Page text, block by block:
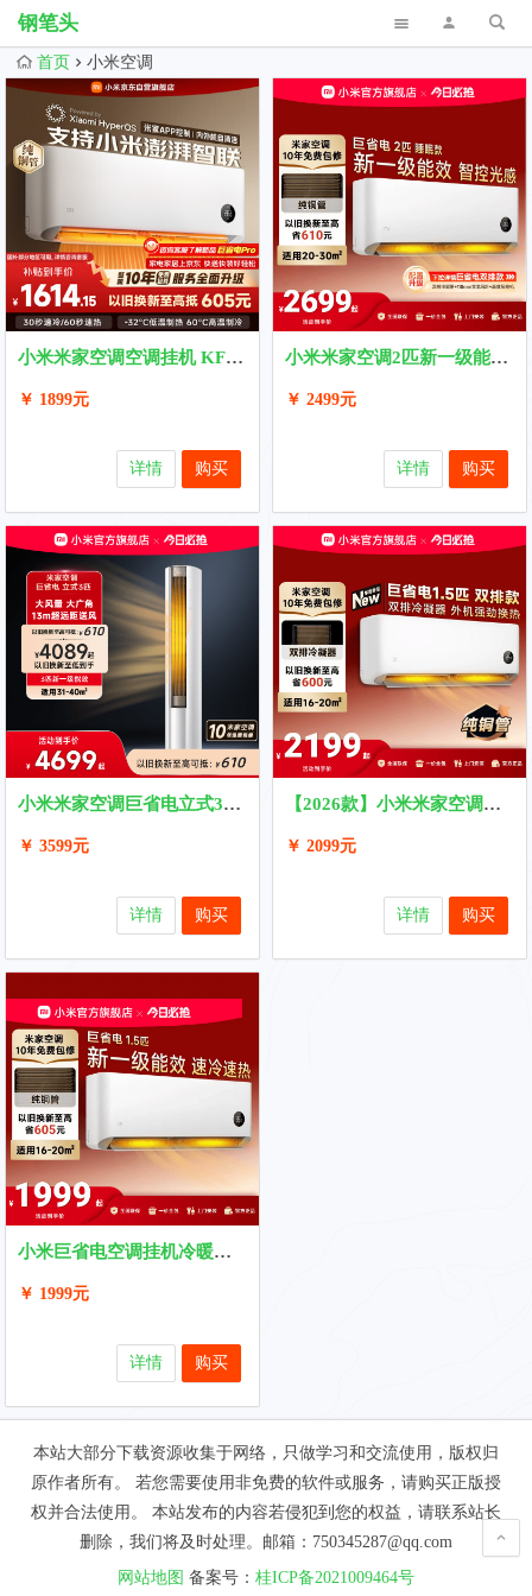
钢笔头
首页 小米空调
小米米家空调空调挂机 KFR-35GW/N1，超级补贴领取
￥ 1899元
购买
详情
小米米家空调2匹新一级能效睡眠款变频智能控制家用速热速冷官方
￥ 2499元
购买
详情
小米米家空调巨省电立式3匹2匹一级能效大风口柜机变频家用冷暖
￥ 3599元
购买
详情
【2026款】小米米家空调巨省电大1.5匹新一级能效家用双排
￥ 2099元
购买
详情
小米巨省电空调挂机冷暖两用1.5匹1匹一级能效1000元优惠券
￥ 1999元
购买
详情
本站大部分下载资源收集于网络，只做学习和交流使用，版权归
原作者所有。 若您需要使用非免费的软件或服务，请购买正版授
权并合法使用。 本站发布的内容若侵犯到您的权益，请联系站长
删除，我们将及时处理。邮箱：750345287@qq.com
网站地图 备案号： 桂ICP备2021009464号